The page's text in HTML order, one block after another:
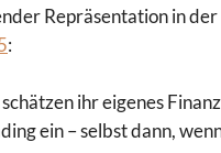
Repräsentation in
:
ihr eigenes
ein – selbst dann,